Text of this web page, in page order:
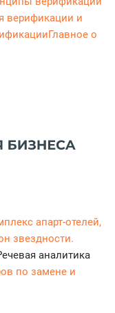
верификации и
Главное о
апарт-отелей,
звездности.
аналитика
по замене и